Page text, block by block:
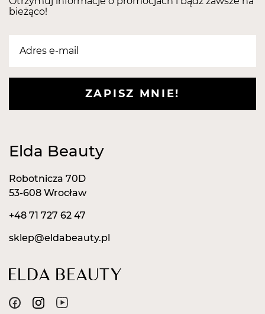
frezarek.
bieżąco!
ZAPISZ MNIE!
Elda Beauty
Robotnicza 70D
53-608 Wrocław
+48 71 727 62 47
sklep@eldabeauty.pl